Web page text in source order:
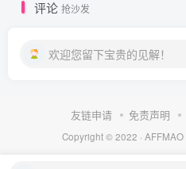
评论 抢沙发
欢迎您留下宝贵的见解！
友链申请 免责声明
Copyright © 2022 · AFFMAO